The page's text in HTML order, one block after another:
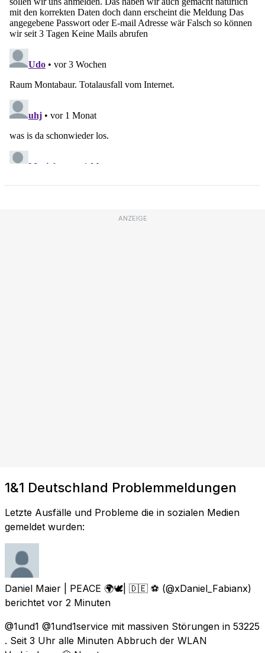
ANZEIGE
1&1 Deutschland Problemmeldungen
Letzte Ausfälle und Probleme die in sozialen Medien
gemeldet wurden:
Daniel Maier | PEACE 🌍🕊| 🇩🇪 ⚽️ (@xDaniel_Fabianx)
berichtet vor 2 Minuten
@1und1 @1und1service mit massiven Störungen in 53225
. Seit 3 Uhr alle Minuten Abbruch der WLAN